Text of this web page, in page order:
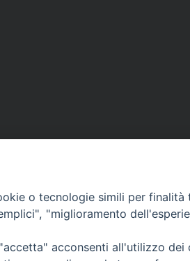
o tecnologie simili per
"miglioramento
acconsenti all'utilizzo